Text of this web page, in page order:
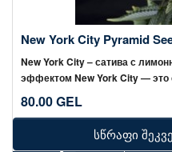
New York City Pyramid
New York City – сатива с
эффектом New York City — это
80.00 GEL
სწრაფი